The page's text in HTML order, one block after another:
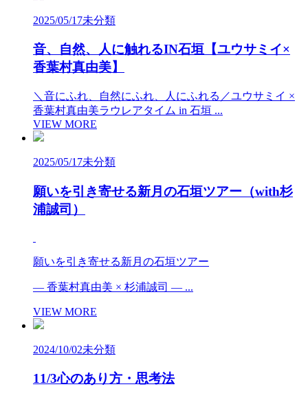
2025/05/17未分類
音、自然、人に触れるIN石垣【ユウサミイ×
香葉村真由美】
＼音にふれ、自然にふれ、人にふれる／ユウサミイ ×
香葉村真由美ラウレアタイム in 石垣 ...
VIEW MORE
2025/05/17未分類
願いを引き寄せる新月の石垣ツアー（with杉
浦誠司）
願いを引き寄せる新月の石垣ツアー
― 香葉村真由美 × 杉浦誠司 ― ...
VIEW MORE
2024/10/02未分類
11/3心のあり方・思考法